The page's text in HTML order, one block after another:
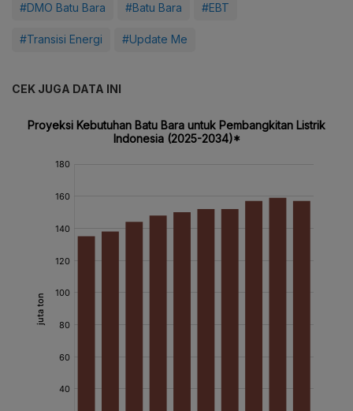
#DMO Batu Bara #Batu Bara #EBT
#Transisi Energi #Update Me
CEK JUGA DATA INI